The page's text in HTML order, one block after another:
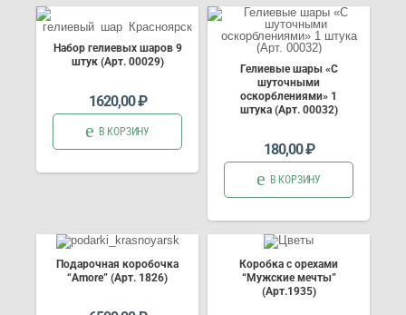
Набор гелиевых шаров 9
штук (Арт. 00029)
1620,00₽
В КОРЗИНУ
Гелиевые шары «С
шуточными
оскорблениями» 1
штука (Арт. 00032)
180,00₽
В КОРЗИНУ
Подарочная коробочка
“Amore” (Арт. 1826)
Коробка с орехами
“Мужские мечты”
(Арт.1935)